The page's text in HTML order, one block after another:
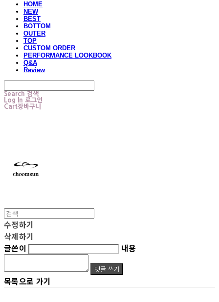
HOME
NEW
BEST
BOTTOM
OUTER
TOP
CUSTOM ORDER
PERFORMANCE LOOKBOOK
Q&A
Review
Search 검색
Log In 로그인
Cart장바구니
수정하기
삭제하기
글쓴이
내용
댓글 쓰기
목록으로 가기